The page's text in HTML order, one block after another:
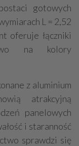
gotowych
L = 2,52
oferuje łączniki
na kolory
z aluminium
atrakcyjną
panelowych
i staranność
sprawdzi się